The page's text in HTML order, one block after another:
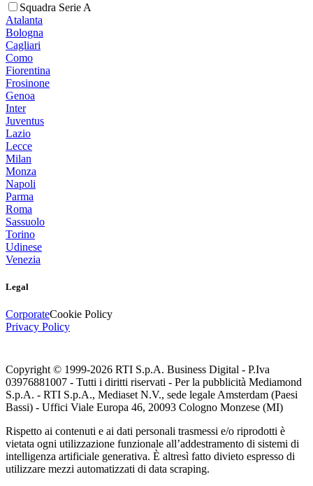
Squadra Serie A
Atalanta
Bologna
Cagliari
Como
Fiorentina
Frosinone
Genoa
Inter
Juventus
Lazio
Lecce
Milan
Monza
Napoli
Parma
Roma
Sassuolo
Torino
Udinese
Venezia
Legal
CorporateCookie Policy
Privacy Policy
Copyright © 1999-2026 RTI S.p.A. Business Digital - P.Iva
03976881007 - Tutti i diritti riservati - Per la pubblicità Mediamond
S.p.A. - RTI S.p.A., Mediaset N.V., sede legale Amsterdam (Paesi
Bassi) - Uffici Viale Europa 46, 20093 Cologno Monzese (MI)
Rispetto ai contenuti e ai dati personali trasmessi e/o riprodotti è
vietata ogni utilizzazione funzionale all’addestramento di sistemi di
intelligenza artificiale generativa. È altresì fatto divieto espresso di
utilizzare mezzi automatizzati di data scraping.